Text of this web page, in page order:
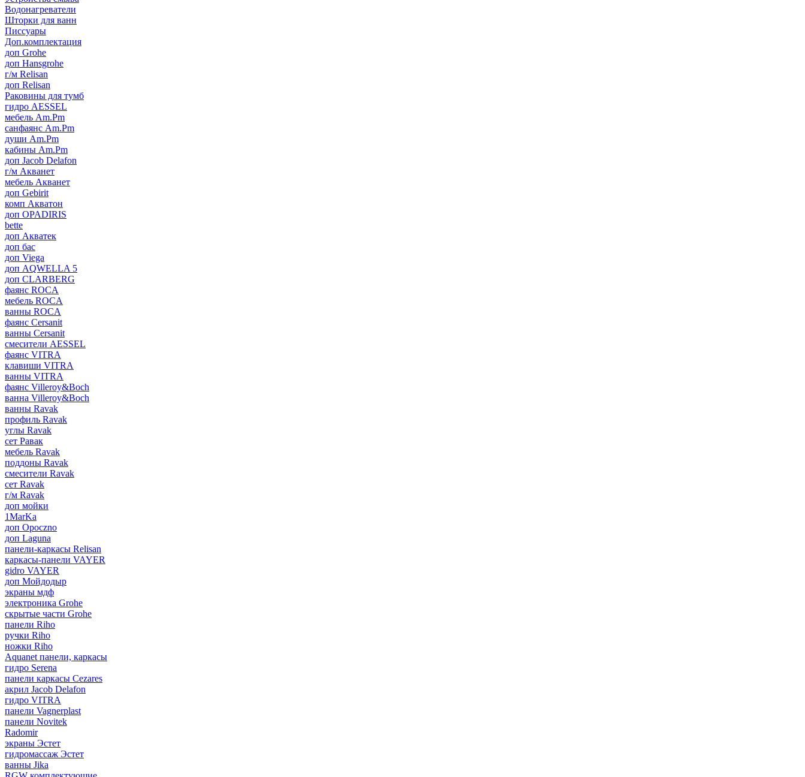
Водонагреватели
Шторки для ванн
Писсуары
Доп.комплектация
доп Grohe
доп Hansgrohe
г/м Relisan
доп Relisan
Раковины для тумб
гидро AESSEL
мебель Am.Pm
санфаянс Am.Pm
души Am.Pm
кабины Am.Pm
доп Jacob Delafon
г/м Акванет
мебель Акванет
доп Gebirit
комп Акватон
доп OPADIRIS
bette
доп Акватек
доп бас
доп Viega
доп AQWELLA 5
доп CLARBERG
фаянс ROCA
мебель ROCA
ванны ROCA
фаянс Cersanit
ванны Cersanit
смесители AESSEL
фаянс VITRA
клавиши VITRA
ванны VITRA
фаянс Villeroy&Boch
ванна Villeroy&Boch
ванны Ravak
профиль Ravak
углы Ravak
сет Равак
мебель Ravak
поддоны Ravak
смесители Ravak
сет Ravak
г/м Ravak
доп мойки
1MarKa
доп Opoczno
доп Laguna
панели-каркасы Relisan
каркасы-панели VAYER
gidro VAYER
доп Мойдодыр
экраны мдф
электроника Grohe
скрытые части Grohe
панели Riho
ручки Riho
ножки Riho
Aquanet панели, каркасы
гидро Serena
панели каркасы Cezares
акрил Jacob Delafon
гидро VITRA
панели Vagnerplast
панели Novitek
Radomir
экраны Эстет
гидромассаж Эстет
ванны Jika